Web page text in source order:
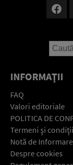
INFORMAŢII
FAQ
Valori editoriale
POLITICA DE
Termeni şi condiţii
Notă de Informare
Despre cookies